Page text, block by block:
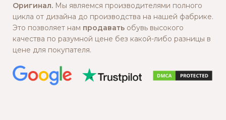
Оригинал. Мы являемся производителями полного
цикла от дизайна до производства на нашей фабрике.
Это позволяет нам продавать обувь высокого
качества по разумной цене без какой-либо разницы в
цене для покупателя.